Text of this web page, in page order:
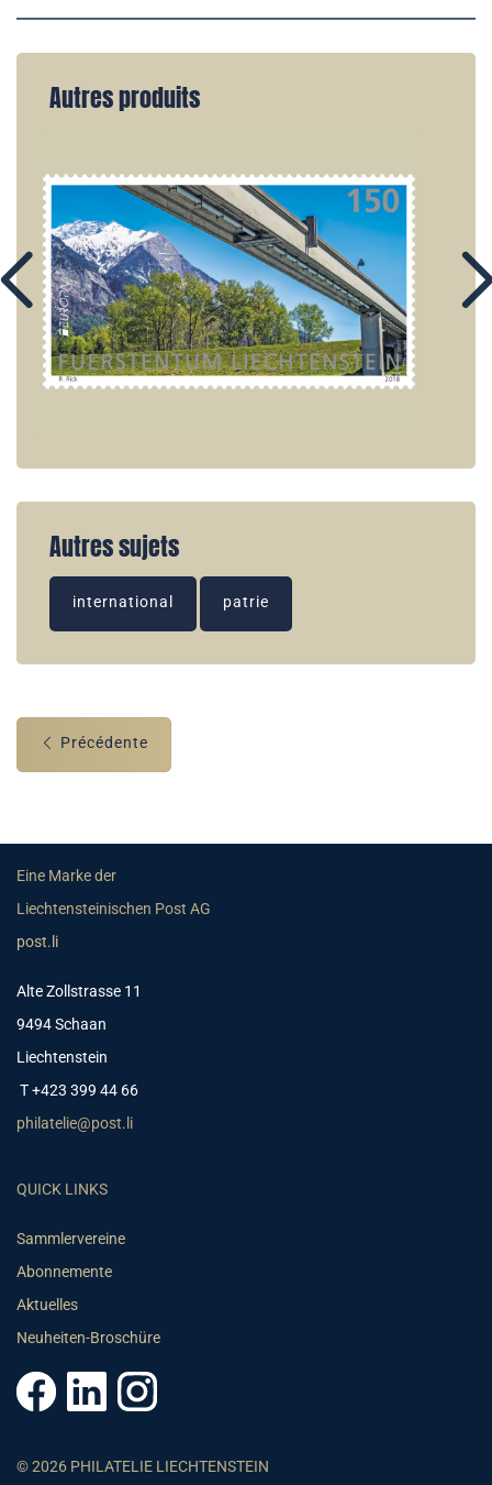
Autres produits
Autres sujets
international patrie
Précédente
Eine Marke der
Liechtensteinischen Post AG
post.li
Alte Zollstrasse 11
9494 Schaan
Liechtenstein
T +423 399 44 66
philatelie@post.li
QUICK LINKS
Sammlervereine
Abonnemente
Aktuelles
Neuheiten-Broschüre
© 2026 PHILATELIE LIECHTENSTEIN